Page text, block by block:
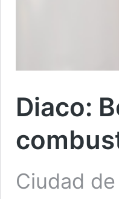
Diaco:
Ciudad